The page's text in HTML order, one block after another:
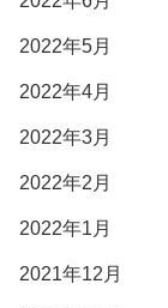
2022年5月
2022年4月
2022年3月
2022年2月
2022年1月
2021年12月